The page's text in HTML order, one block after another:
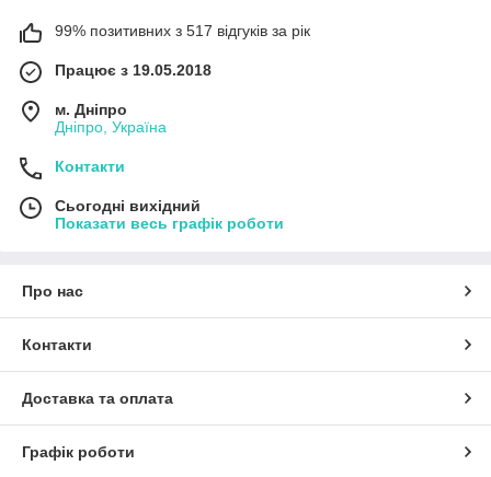
99% позитивних з 517 відгуків за рік
Працює з 19.05.2018
м. Дніпро
Дніпро, Україна
Контакти
Сьогодні вихідний
Показати весь графік роботи
Про нас
Контакти
Доставка та оплата
Графік роботи